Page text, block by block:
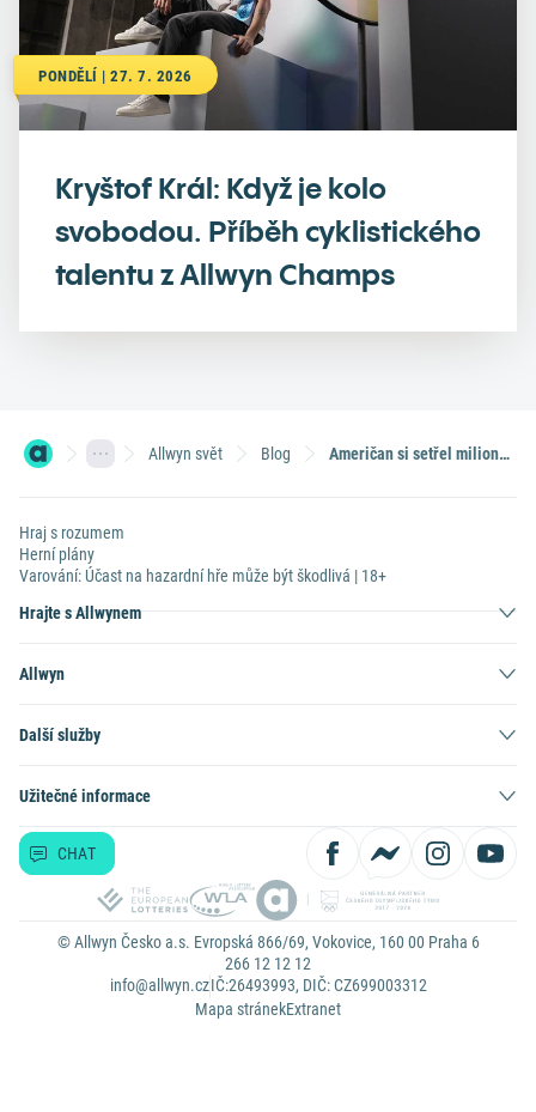
PONDĚLÍ | 27. 7. 2026
Kryštof Král: Když je kolo
svobodou. Příběh cyklistického
talentu z Allwyn Champs
Allwyn svět Blog Američan si setřel miliony, jeho přítelkyně ale vyhrála jackpot
Hraj s rozumem
Herní plány
Varování: Účast na hazardní hře může být škodlivá | 18+
Hrajte s Allwynem
Allwyn
Další služby
Užitečné informace
CHAT
© Allwyn Česko a.s. Evropská 866/69, Vokovice, 160 00 Praha 6
266 12 12 12
info@allwyn.czIČ:26493993, DIČ: CZ699003312
Mapa stránekExtranet